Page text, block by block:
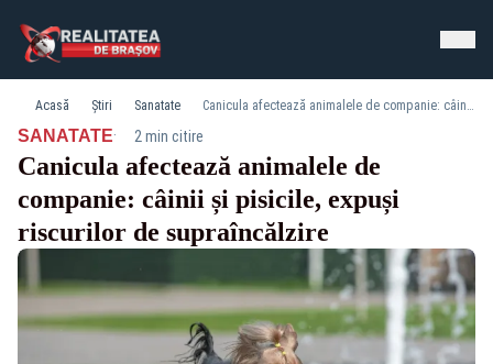
Acasă Știri Sanatate Canicula afectează animalele de companie: câinii și pisicile, expuși riscurilor de supraîncălzire
SANATATE· 2 min citire
Canicula afectează animalele de
companie: câinii și pisicile, expuși
riscurilor de supraîncălzire